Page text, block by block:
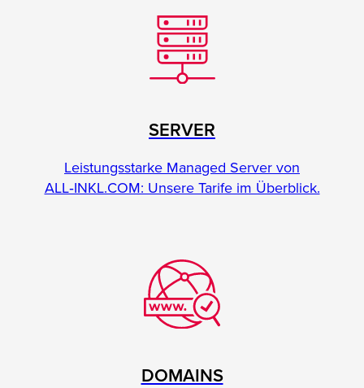
SERVER
Leistungsstarke Managed Server von
ALL‑INKL.COM: Unsere Tarife im Überblick.
DOMAINS